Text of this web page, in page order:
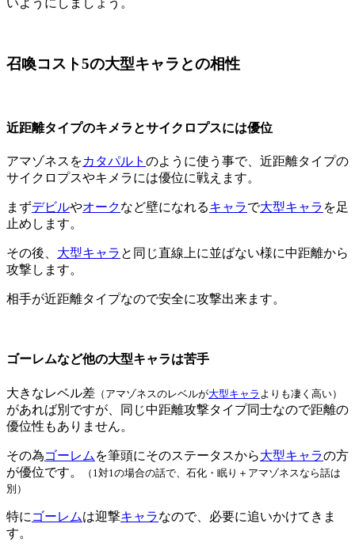
いようにしましょう。
召喚コスト5の大型キャラとの相性
近距離タイプのキメラとサイクロプスには優位
アマゾネスをカタパルト のように使う事で、近距離タイプの
サイクロプスやキメラには優位に戦えます。
まずデビルやオークなど壁になれるキャラで大型キャラ を足
止めします。
その後、 大型キャラ と同じ直線上に並ばない様に中距離から
攻撃します。
相手が近距離タイプなので安全に攻撃出来ます。
ゴーレムなど他の大型キャラは苦手
大きなレベル差 （アマゾネスのレベルが大型キャラ よりも凄く高い）
があれば別ですが、同じ中距離攻撃タイプ同士なので距離の
優位性もありません。
その為ゴーレム を筆頭にそのステータスから大型キャラの方
が優位です。
（1対1の場合の話で、石化・眠り＋アマゾネスなら話は
別）
特に ゴーレムは迎撃キャラなので、必要に追いかけてきま
す。